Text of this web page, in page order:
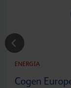
ENERGIA
Cogen